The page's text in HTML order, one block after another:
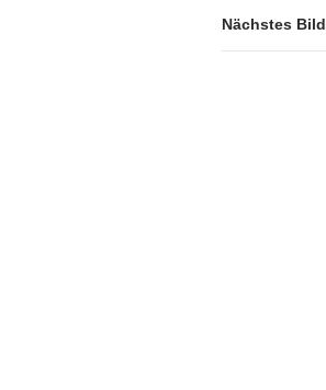
Nächstes Bild